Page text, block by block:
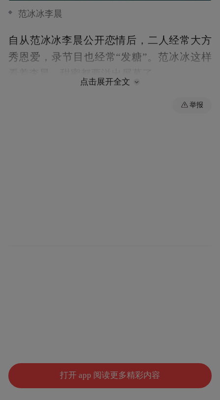
范冰冰李晨
自从范冰冰李晨公开恋情后，二人经常大方
秀恩爱，录节目也经常“发糖”。范冰冰这样
点击展开全文
举报
打开 app 阅读更多精彩内容